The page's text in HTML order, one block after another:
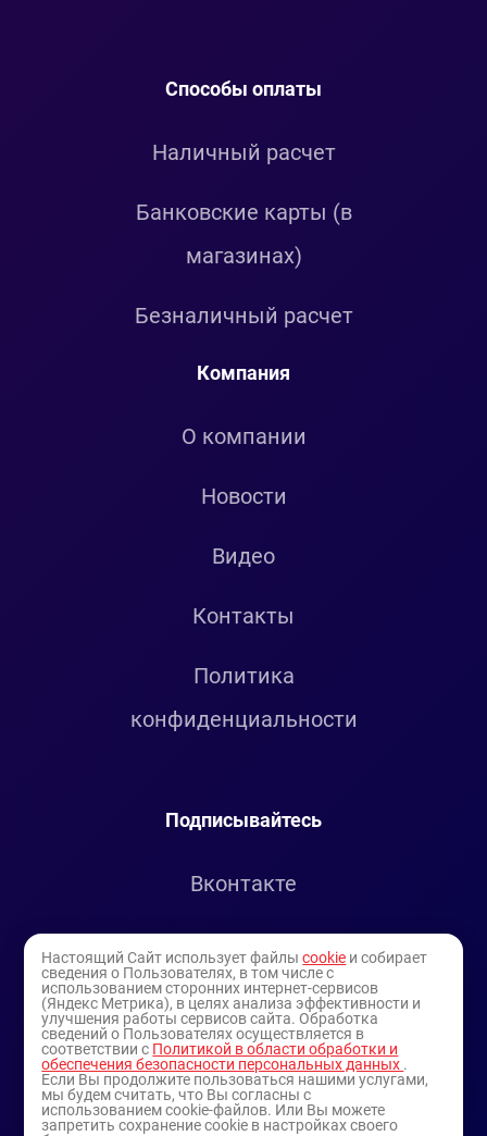
Способы оплаты
Наличный расчет
Банковские карты (в
магазинах)
Безналичный расчет
Компания
О компании
Новости
Видео
Контакты
Политика
конфиденциальности
Подписывайтесь
Вконтакте
Youtube
Настоящий Сайт использует файлыcookie и собирает
сведения о Пользователях, в том числе с
использованием сторонних интернет-сервисов
(Яндекс Метрика), в целях анализа эффективности и
улучшения работы сервисов сайта. Обработка
сведений о Пользователях осуществляется в
соответствии с Политикой в области обработки и
обеспечения безопасности персональных данных .
Если Вы продолжите пользоваться нашими услугами,
мы будем считать, что Вы согласны с
использованием cookie-файлов. Или Вы можете
запретить сохранение cookie в настройках своего